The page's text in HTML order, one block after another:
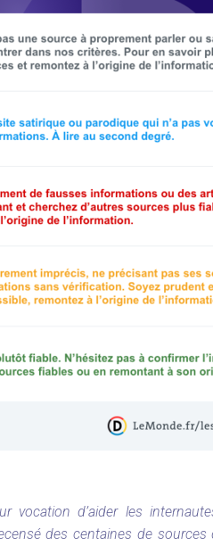
vocation d’aider les
des centaines de